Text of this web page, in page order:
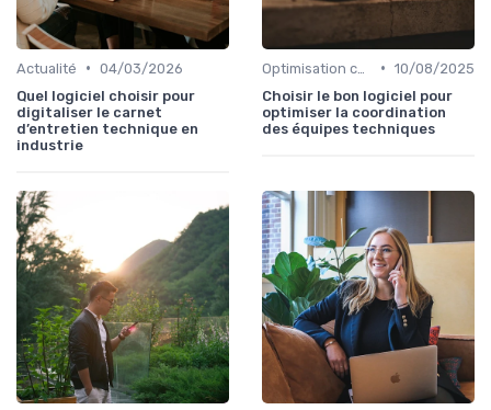
Actualité • 04/03/2026
Quel logiciel choisir pour
digitaliser le carnet
d’entretien technique en
industrie
• 10/08/2025
Choisir le bon logiciel pour
optimiser la coordination
des équipes techniques